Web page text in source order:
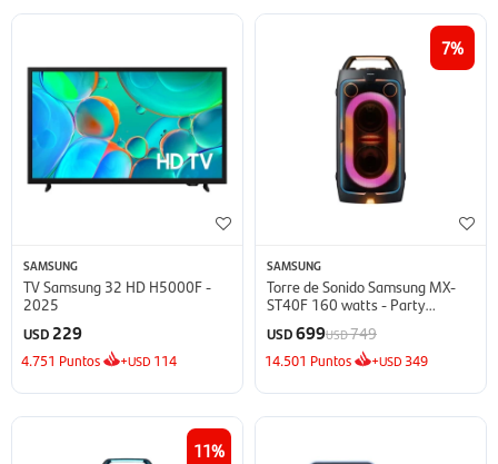
SAMSUNG
TV Samsung 32 HD H5000F -
2025
USD 229
4.751 Puntos +USD 114
7
SAMSUNG
Torre de Sonido Samsung MX-
ST40F 160 watts - Party
USD699USD749
14.501 Puntos +USD 349
11